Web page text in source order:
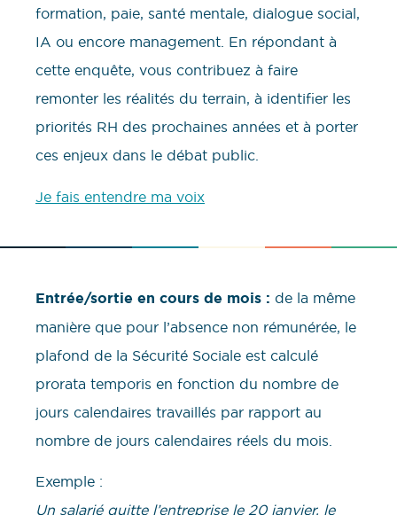
formation, paie, santé mentale, dialogue social,
IA ou encore management. En répondant à
cette enquête, vous contribuez à faire
remonter les réalités du terrain, à identifier les
priorités RH des prochaines années et à porter
ces enjeux dans le débat public.
Je fais entendre ma voix
Entrée/sortie en cours de mois : de la même
manière que pour l’absence non rémunérée, le
plafond de la Sécurité Sociale est calculé
prorata temporis en fonction du nombre de
jours calendaires travaillés par rapport au
nombre de jours calendaires réels du mois.
Exemple :
Un salarié quitte l’entreprise le 20 janvier, le